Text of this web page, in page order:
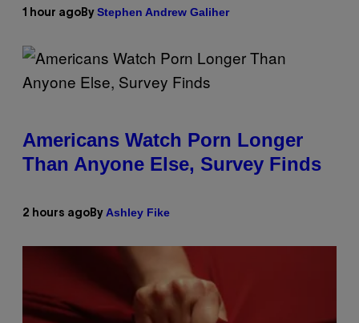
1 hour ago By Stephen Andrew Galiher
Americans Watch Porn Longer
Than Anyone Else, Survey Finds
2 hours ago By Ashley Fike